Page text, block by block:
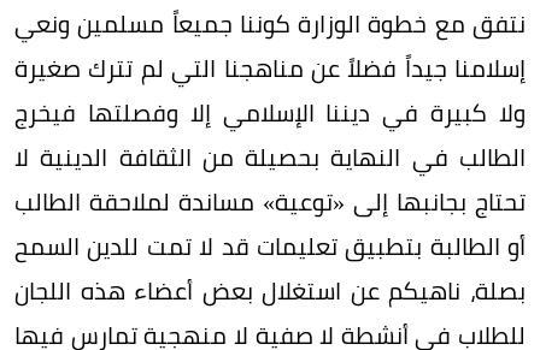
نتفق مع خطوة الوزارة كوننا جميعاً مسلمين ونعي
إسلامنا جيداً فضلاً عن مناهجنا التي لم تترك صغيرة
ولا كبيرة في ديننا الإسلامي إلا وفصلتها فيخرج
الطالب في النهاية بحصيلة من الثقافة الدينية لا
تحتاج بجانبها إلى «توعية» مساندة لملاحقة الطالب
أو الطالبة بتطبيق تعليمات قد لا تمت للدين السمح
بصلة، ناهيكم عن استغلال بعض أعضاء هذه اللجان
للطلاب في أنشطة لا صفية لا منهجية تمارس فيها